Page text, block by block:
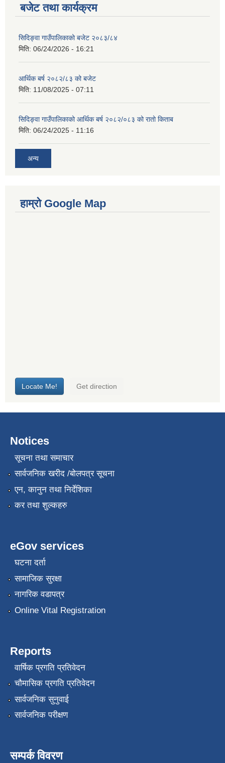
बजेट तथा कार्यक्रम
सिदिङ्वा गाउँपालिकाको बजेट २०८३/८४
मिति: 06/24/2026 - 16:21
आर्थिक बर्ष २०८२/८३ को बजेट
मिति: 11/08/2025 - 07:11
सिदिङ्वा गाउँपालिकाको आर्थिक बर्ष २०८२/०८३ को रातो किताब
मिति: 06/24/2025 - 11:16
अन्य
हाम्रो Google Map
Notices
सूचना तथा समाचार
सार्वजनिक खरीद /बोलपत्र सूचना
एन, कानुन तथा निर्देशिका
कर तथा शुल्कहरु
eGov services
घटना दर्ता
सामाजिक सुरक्षा
नागरिक वडापत्र
Online Vital Registration
Reports
वार्षिक प्रगति प्रतिवेदन
चौमासिक प्रगति प्रतिवेदन
सार्वजनिक सुनुवाई
सार्वजनिक परीक्षण
सम्पर्क विवरण